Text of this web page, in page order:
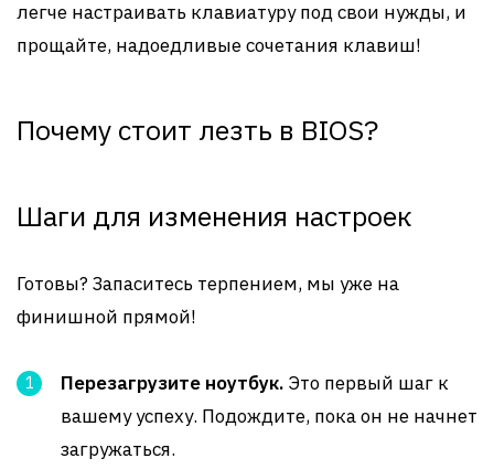
легче настраивать клавиатуру под свои нужды, и
прощайте, надоедливые сочетания клавиш!
Почему стоит лезть в BIOS?
Шаги для изменения настроек
Готовы? Запаситесь терпением, мы уже на
финишной прямой!
Перезагрузите ноутбук. Это первый шаг к
вашему успеху. Подождите, пока он не начнет
загружаться.